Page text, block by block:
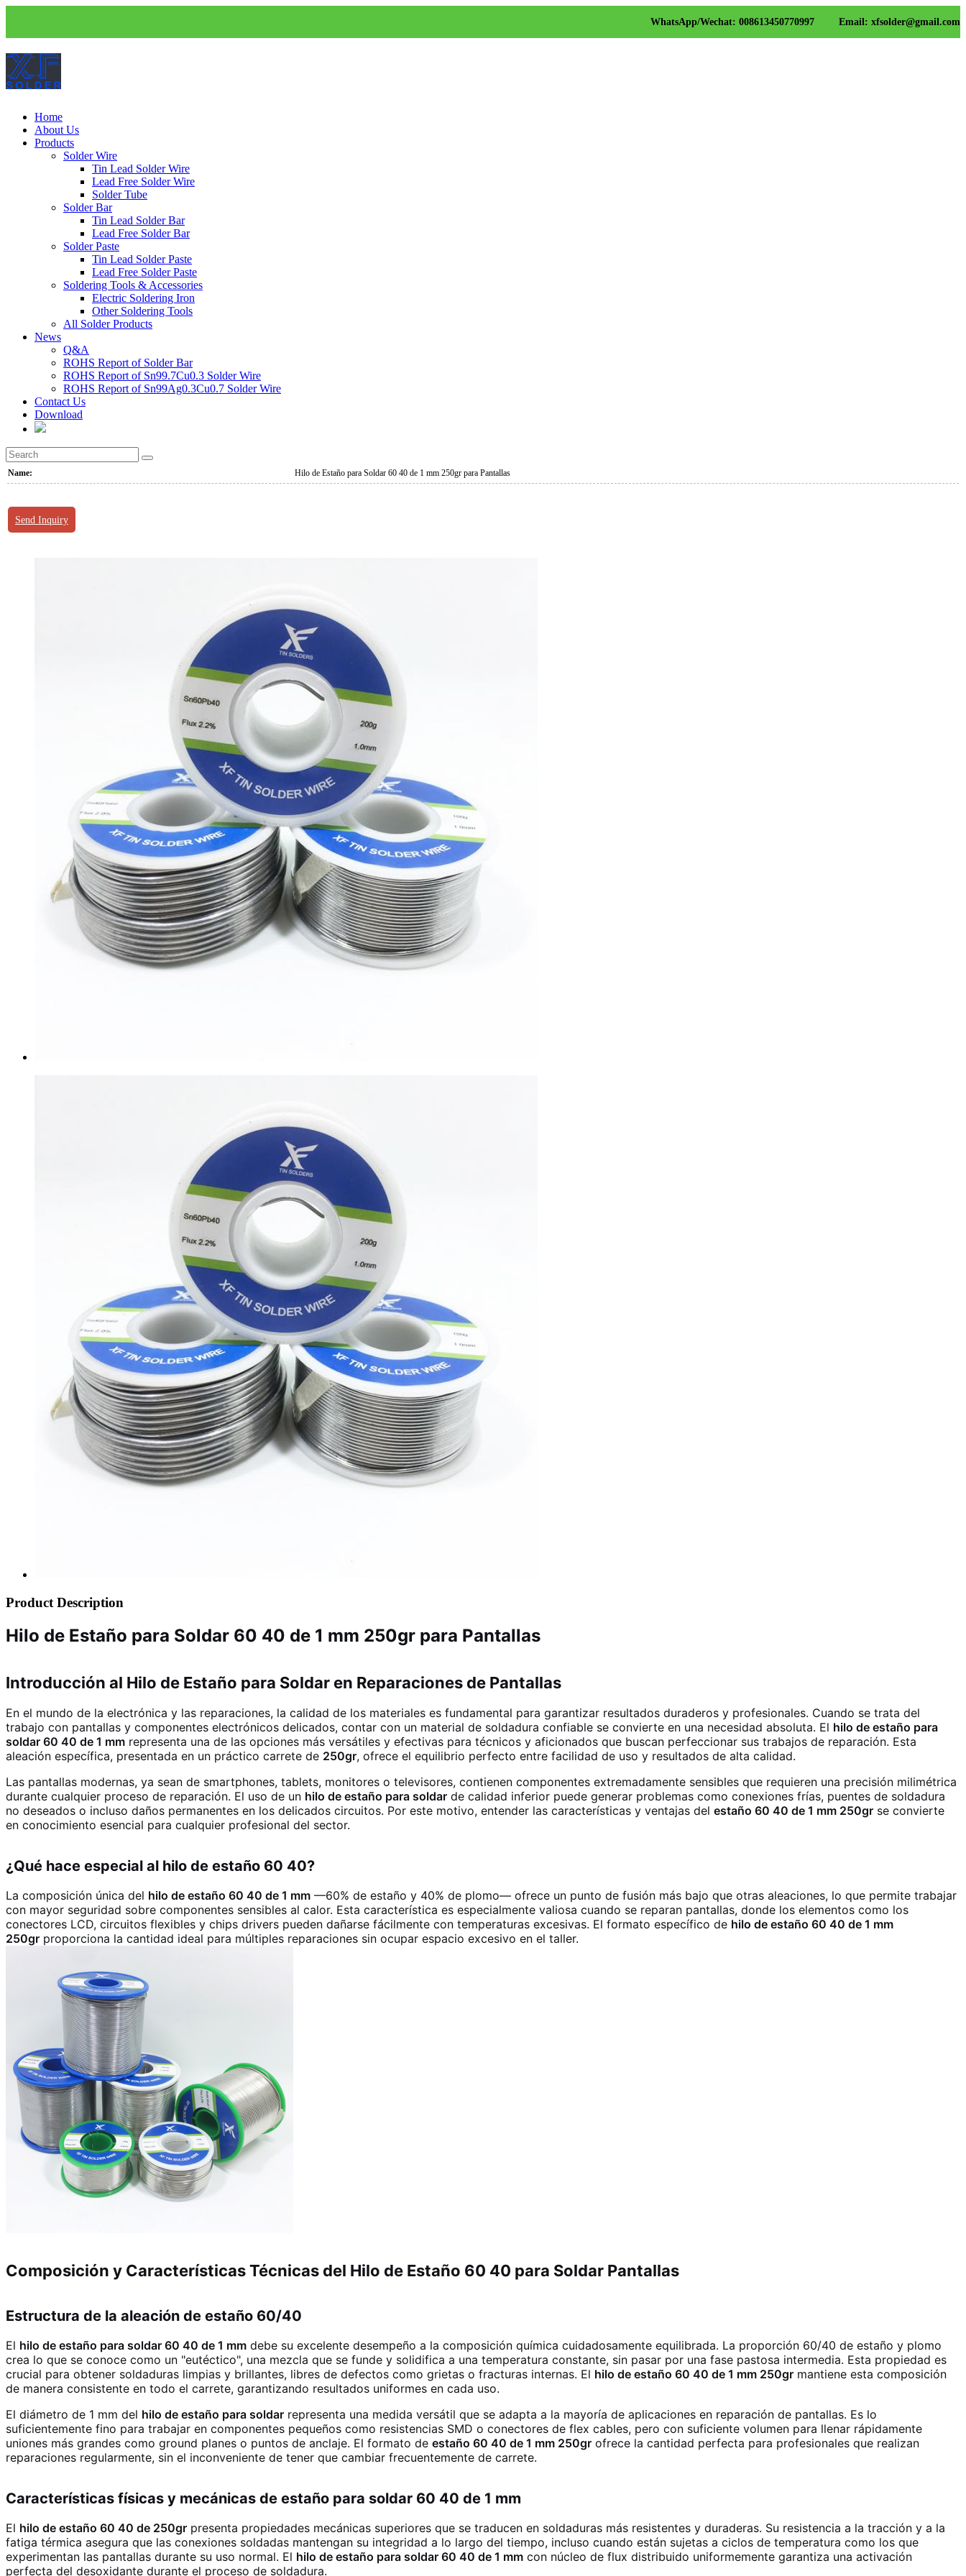
WhatsApp/Wechat: 008613450770997 Email: xfsolder@gmail.com
Home
About Us
Products
Solder Wire
Tin Lead Solder Wire
Lead Free Solder Wire
Solder Tube
Solder Bar
Tin Lead Solder Bar
Lead Free Solder Bar
Solder Paste
Tin Lead Solder Paste
Lead Free Solder Paste
Soldering Tools & Accessories
Electric Soldering Iron
Other Soldering Tools
All Solder Products
News
Q&A
ROHS Report of Solder Bar
ROHS Report of Sn99.7Cu0.3 Solder Wire
ROHS Report of Sn99Ag0.3Cu0.7 Solder Wire
Contact Us
Download
Name: Hilo de Estaño para Soldar 60 40 de 1 mm 250gr para Pantallas
Send Inquiry
Product Description
Hilo de Estaño para Soldar 60 40 de 1 mm 250gr para Pantallas
Introducción al Hilo de Estaño para Soldar en Reparaciones de Pantallas
En el mundo de la electrónica y las reparaciones, la calidad de los materiales es fundamental para garantizar resultados duraderos y profesionales. Cuando se trata del
trabajo con pantallas y componentes electrónicos delicados, contar con un material de soldadura confiable se convierte en una necesidad absoluta. El hilo de estaño para
soldar 60 40 de 1 mm representa una de las opciones más versátiles y efectivas para técnicos y aficionados que buscan perfeccionar sus trabajos de reparación. Esta
aleación específica, presentada en un práctico carrete de 250gr, ofrece el equilibrio perfecto entre facilidad de uso y resultados de alta calidad.
Las pantallas modernas, ya sean de smartphones, tablets, monitores o televisores, contienen componentes extremadamente sensibles que requieren una precisión milimétrica
durante cualquier proceso de reparación. El uso de un hilo de estaño para soldar de calidad inferior puede generar problemas como conexiones frías, puentes de soldadura
no deseados o incluso daños permanentes en los delicados circuitos. Por este motivo, entender las características y ventajas del estaño 60 40 de 1 mm 250gr se convierte
en conocimiento esencial para cualquier profesional del sector.
¿Qué hace especial al hilo de estaño 60 40?
La composición única del hilo de estaño 60 40 de 1 mm —60% de estaño y 40% de plomo— ofrece un punto de fusión más bajo que otras aleaciones, lo que permite trabajar
con mayor seguridad sobre componentes sensibles al calor. Esta característica es especialmente valiosa cuando se reparan pantallas, donde los elementos como los
conectores LCD, circuitos flexibles y chips drivers pueden dañarse fácilmente con temperaturas excesivas. El formato específico de hilo de estaño 60 40 de 1 mm
250gr proporciona la cantidad ideal para múltiples reparaciones sin ocupar espacio excesivo en el taller.
Composición y Características Técnicas del Hilo de Estaño 60 40 para Soldar Pantallas
Estructura de la aleación de estaño 60/40
El hilo de estaño para soldar 60 40 de 1 mm debe su excelente desempeño a la composición química cuidadosamente equilibrada. La proporción 60/40 de estaño y plomo
crea lo que se conoce como un "eutéctico", una mezcla que se funde y solidifica a una temperatura constante, sin pasar por una fase pastosa intermedia. Esta propiedad es
crucial para obtener soldaduras limpias y brillantes, libres de defectos como grietas o fracturas internas. El hilo de estaño 60 40 de 1 mm 250gr mantiene esta composición
de manera consistente en todo el carrete, garantizando resultados uniformes en cada uso.
El diámetro de 1 mm del hilo de estaño para soldar representa una medida versátil que se adapta a la mayoría de aplicaciones en reparación de pantallas. Es lo
suficientemente fino para trabajar en componentes pequeños como resistencias SMD o conectores de flex cables, pero con suficiente volumen para llenar rápidamente
uniones más grandes como ground planes o puntos de anclaje. El formato de estaño 60 40 de 1 mm 250gr ofrece la cantidad perfecta para profesionales que realizan
reparaciones regularmente, sin el inconveniente de tener que cambiar frecuentemente de carrete.
Características físicas y mecánicas de estaño para soldar 60 40 de 1 mm
El hilo de estaño 60 40 de 250gr presenta propiedades mecánicas superiores que se traducen en soldaduras más resistentes y duraderas. Su resistencia a la tracción y a la
fatiga térmica asegura que las conexiones soldadas mantengan su integridad a lo largo del tiempo, incluso cuando están sujetas a ciclos de temperatura como los que
experimentan las pantallas durante su uso normal. El hilo de estaño para soldar 60 40 de 1 mm con núcleo de flux distribuido uniformemente garantiza una activación
perfecta del desoxidante durante el proceso de soldadura.